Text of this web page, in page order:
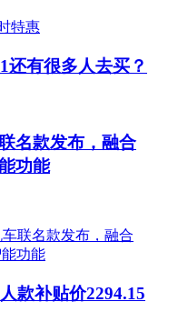
还有很多人去买？
名款发布，融合
功能
款补贴价2294.15